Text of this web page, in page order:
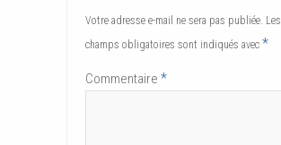
Votre adresse e-mail ne sera pas publiée. Les
champs obligatoires sont indiqués avec *
Commentaire *